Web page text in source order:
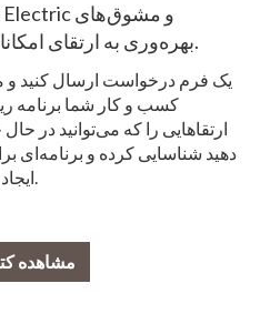
بهره‌وری به ارتقای امکانات و تجهیزات شما کمک کنیم.
یک فرم درخواست ارسال کنید و
کسب و کار شما برنامه
ارتقاهایی را که می‌توانید در
دهید شناسایی کرده و برنامه‌ای
.
مشاهده